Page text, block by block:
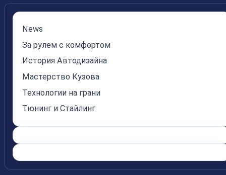
News
За рулем с комфортом
История Автодизайна
Мастерство Кузова
Технологии на грани
Тюнинг и Стайлинг